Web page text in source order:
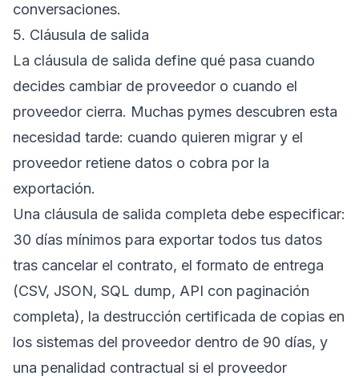
conversaciones.
5. Cláusula de salida
La cláusula de salida define qué pasa cuando
decides cambiar de proveedor o cuando el
proveedor cierra. Muchas pymes descubren esta
necesidad tarde: cuando quieren migrar y el
proveedor retiene datos o cobra por la
exportación.
Una cláusula de salida completa debe especificar:
30 días mínimos para exportar todos tus datos
tras cancelar el contrato, el formato de entrega
(CSV, JSON, SQL dump, API con paginación
completa), la destrucción certificada de copias en
los sistemas del proveedor dentro de 90 días, y
una penalidad contractual si el proveedor